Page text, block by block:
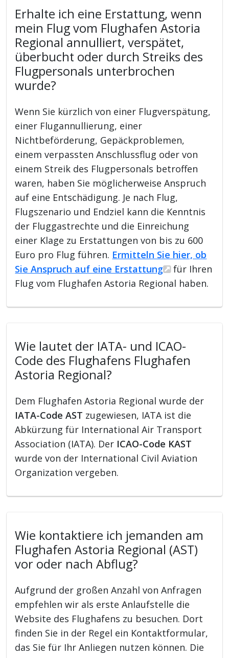
Erhalte ich eine Erstattung, wenn
mein Flug vom Flughafen Astoria
Regional annulliert, verspätet,
überbucht oder durch Streiks des
Flugpersonals unterbrochen
wurde?
Wenn Sie kürzlich von einer Flugverspätung,
einer Flugannullierung, einer
Nichtbeförderung, Gepäckproblemen,
einem verpassten Anschlussflug oder von
einem Streik des Flugpersonals betroffen
waren, haben Sie möglicherweise Anspruch
auf eine Entschädigung. Je nach Flug,
Flugszenario und Endziel kann die Kenntnis
der Fluggastrechte und die Einreichung
einer Klage zu Erstattungen von bis zu 600
Euro pro Flug führen. Ermitteln Sie hier, ob
Sie Anspruch auf eine Erstattung
für Ihren
Flug vom Flughafen Astoria Regional haben.
Wie lautet der IATA- und ICAO-
Code des Flughafens Flughafen
Astoria Regional?
Dem Flughafen Astoria Regional wurde der
IATA-Code AST zugewiesen, IATA ist die
Abkürzung für International Air Transport
Association (IATA). Der ICAO-Code KAST
wurde von der International Civil Aviation
Organization vergeben.
Wie kontaktiere ich jemanden am
Flughafen Astoria Regional (AST)
vor oder nach Abflug?
Aufgrund der großen Anzahl von Anfragen
empfehlen wir als erste Anlaufstelle die
Website des Flughafens zu besuchen. Dort
finden Sie in der Regel ein Kontaktformular,
das Sie für Ihr Anliegen nutzen können. Die